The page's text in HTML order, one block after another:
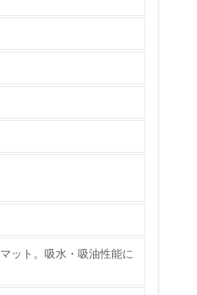
いる
ット。吸水・吸油性能に